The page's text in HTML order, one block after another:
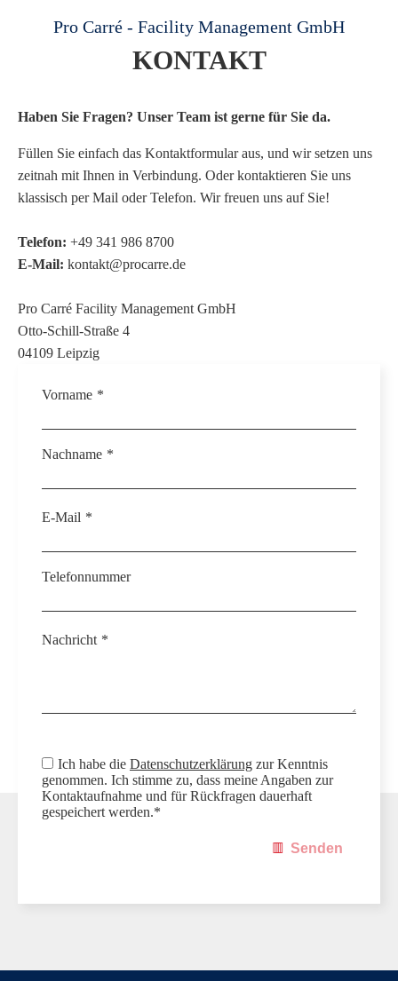
Pro Carré - Facility Management GmbH
KONTAKT
Haben Sie Fragen? Unser Team ist gerne für Sie da.
Füllen Sie einfach das Kontaktformular aus, und wir setzen uns
zeitnah mit Ihnen in Verbindung. Oder kontaktieren Sie uns
klassisch per Mail oder Telefon. Wir freuen uns auf Sie!
Telefon: +49 341 986 8700
E-Mail: kontakt@procarre.de
Pro Carré Facility Management GmbH
Otto-Schill-Straße 4
04109 Leipzig
Vorname *
Nachname *
E-Mail *
Telefonnummer
Nachricht *
Ich habe die Datenschutzerklärung zur Kenntnis
genommen. Ich stimme zu, dass meine Angaben zur
Kontaktaufnahme und für Rückfragen dauerhaft
gespeichert werden.*
Senden